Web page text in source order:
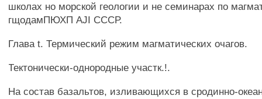
школах но морской геологии и не семинарах по
гщодамПЮХП AJI СССР.
Глава t. Термический режим магматических очагов.
Тектонически-однородные участк.!.
На состав базальтов, изливающихся в сродинно-